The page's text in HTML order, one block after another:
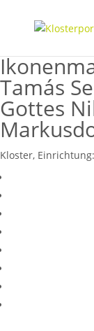
Tamás
Gottes
Kloster, Einrichtung: